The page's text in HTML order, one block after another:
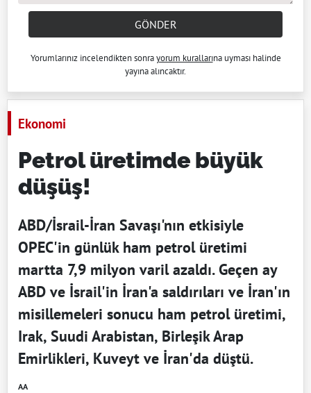
GÖNDER
Yorumlarınız incelendikten sonrayorum kurallarına uyması halinde
yayına alıncaktır.
Ekonomi
Petrol üretimde büyük
düşüş!
ABD/İsrail-İran Savaşı'nın etkisiyle
OPEC'in günlük ham petrol üretimi
martta 7,9 milyon varil azaldı. Geçen ay
ABD ve İsrail'in İran'a saldırıları ve İran'ın
misillemeleri sonucu ham petrol üretimi,
Irak, Suudi Arabistan, Birleşik Arap
Emirlikleri, Kuveyt ve İran'da düştü.
AA